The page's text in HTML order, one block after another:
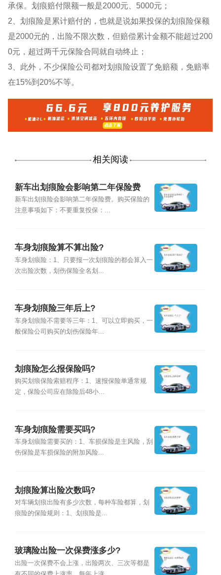
承保。划痕赔付限额一般是2000元、5000元；
2、划痕险是累计赔付的，也就是说如果投保的划痕险保额
是2000元的，出险不限次数，但赔偿累计金额不能超过200
0元，超过两千元保险合同就自动终止；
3、此外，不少保险公司都对划痕险设置了免赔额，免赔率
在15%到20%不等。
相关阅读
新车出划痕险会影响第二年保险费
吗？
新车出划痕险会影响第二年保险费。购买保险的
注意事项如下：不要重复投保：...
车身划痕险算不算出险?
车身划痕险：1、只要报一次划痕险的都会算入一
次出险次数，划伤保险全名划...
车身划痕险三年后上?
车身划痕险不需要等三年：1、可以立即购买，一
般保险公司购买的划伤保险年...
划痕险怎么报保险吗?
购买划痕保险索赔程序：1、速报保险单通常规
定，保险公司应在除险后48小...
车身划痕险需要买吗?
车身划痕险需要买的：1、车损保险是主风险，刮
伤保险是车损保险的附加风险...
划痕险算出险次数吗?
对车辆划痕出险有多少次数，每种车险都算，划
痕险的保险规则：1、划痕险是...
玻璃险出险一次保费涨多少?
出险一次保费不会上涨，出险两次、三次等都是